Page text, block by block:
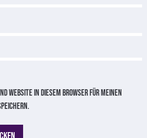
Website in diesem Browser für meinen